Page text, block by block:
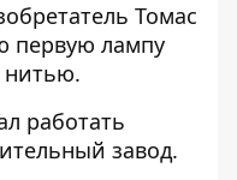
Томас
первую лампу
нитью.
работать
завод.